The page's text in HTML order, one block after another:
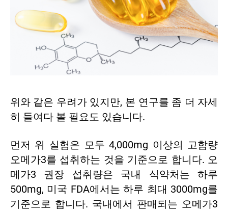
위와 같은 우려가 있지만, 본 연구를 좀 더 자세
히 들여다 볼 필요도 있습니다.
먼저 위 실험은 모두 4,000mg 이상의 고함량
오메가3를 섭취하는 것을 기준으로 합니다. 오
메가3 권장 섭취량은 국내 식약처는 하루
500mg, 미국 FDA에서는 하루 최대 3000mg를
기준으로 합니다. 국내에서 판매되는 오메가3